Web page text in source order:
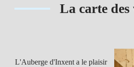
La carte des
L'Auberge d'Inxent a le plaisir